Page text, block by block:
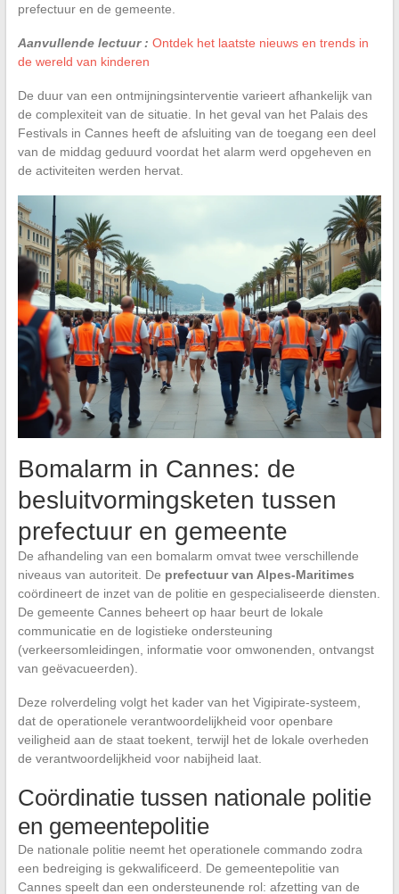
prefectuur en de gemeente.
Aanvullende lectuur : Ontdek het laatste nieuws en trends in
de wereld van kinderen
De duur van een ontmijningsinterventie varieert afhankelijk van
de complexiteit van de situatie. In het geval van het Palais des
Festivals in Cannes heeft de afsluiting van de toegang een deel
van de middag geduurd voordat het alarm werd opgeheven en
de activiteiten werden hervat.
Bomalarm in Cannes: de
besluitvormingsketen tussen
prefectuur en gemeente
De afhandeling van een bomalarm omvat twee verschillende
niveaus van autoriteit. De prefectuur van Alpes-Maritimes
coördineert de inzet van de politie en gespecialiseerde diensten.
De gemeente Cannes beheert op haar beurt de lokale
communicatie en de logistieke ondersteuning
(verkeersomleidingen, informatie voor omwonenden, ontvangst
van geëvacueerden).
Deze rolverdeling volgt het kader van het Vigipirate-systeem,
dat de operationele verantwoordelijkheid voor openbare
veiligheid aan de staat toekent, terwijl het de lokale overheden
de verantwoordelijkheid voor nabijheid laat.
Coördinatie tussen nationale politie
en gemeentepolitie
De nationale politie neemt het operationele commando zodra
een bedreiging is gekwalificeerd. De gemeentepolitie van
Cannes speelt dan een ondersteunende rol: afzetting van de